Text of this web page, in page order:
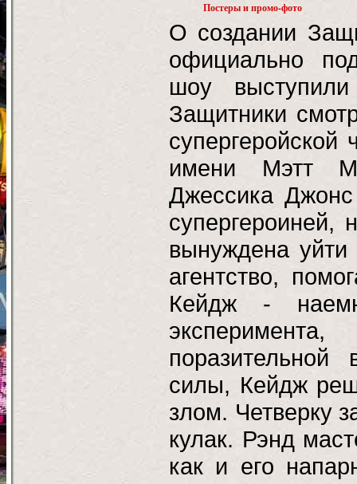
Постеры и промо-фото
О создании
официально
шоу
Защитники
супергеройской
имени Мэтт
Джессика
супергероиней,
вынуждена уйти
агентство,
Кейдж -
силы, Кейдж
злом. Четверку
кулак. Рэнд
как и его